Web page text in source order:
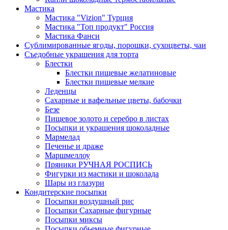
Мастика
Мастика "Vizion" Турция
Мастика "Топ продукт" Россия
Мастика Фанси
Сублимированные ягоды, порошки, сухоцветы, чаи
Съедобные украшения для торта
Блестки
Блестки пищевые желатиновые
Блестки пищевые мелкие
Леденцы
Сахарные и вафельные цветы, бабочки
Безе
Пищевое золото и серебро в листах
Посыпки и украшения шоколадные
Мармелад
Печенье и драже
Маршмеллоу
Пряники РУЧНАЯ РОСПИСЬ
Фигурки из мастики и шоколада
Шары из глазури
Кондитерские посыпки
Посыпки воздушный рис
Посыпки Сахарные фигурные
Посыпки миксы